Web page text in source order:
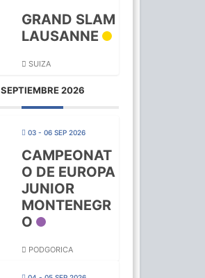
GRAND SLAM
LAUSANNE
SUIZA
SEPTIEMBRE 2026
03 - 06 SEP 2026
CAMPEONAT
O DE EUROPA
JUNIOR
MONTENEGR
O
PODGORICA